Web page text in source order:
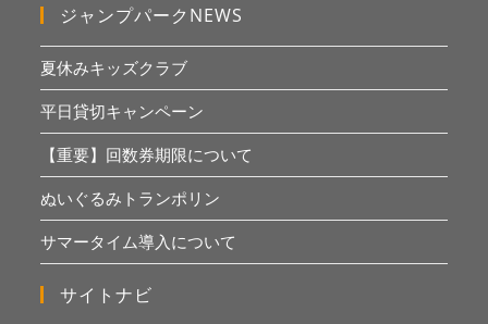
ジャンプパークNEWS
夏休みキッズクラブ
平日貸切キャンペーン
【重要】回数券期限について
ぬいぐるみトランポリン
サマータイム導入について
サイトナビ